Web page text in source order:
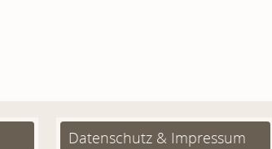
Datenschutz & Impressum